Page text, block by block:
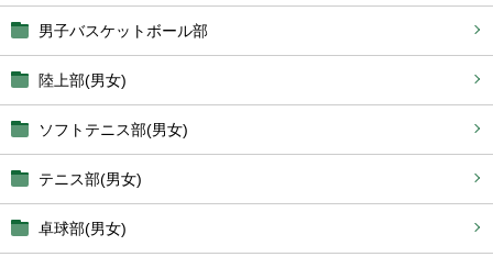
男子バスケットボール部
陸上部(男女)
ソフトテニス部(男女)
テニス部(男女)
卓球部(男女)